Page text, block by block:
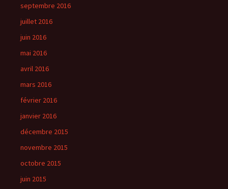
septembre 2016
juillet 2016
juin 2016
mai 2016
avril 2016
mars 2016
février 2016
janvier 2016
décembre 2015
novembre 2015
octobre 2015
juin 2015